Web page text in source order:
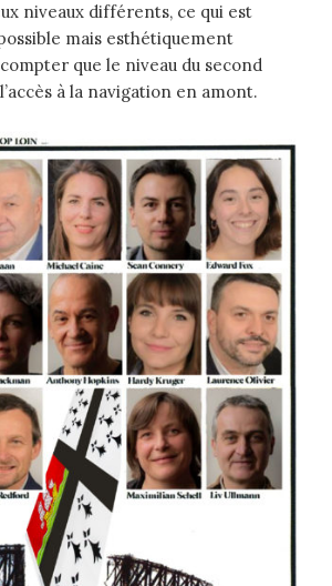
niveaux différents, ce qui est
mais esthétiquement
que le niveau du second
à la navigation en amont.